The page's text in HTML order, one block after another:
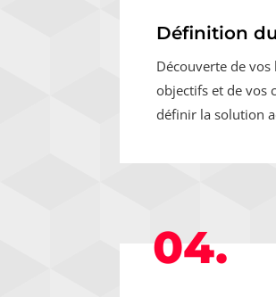
Définition
Découverte de vos
objectifs et de vos
définir la solution
04.